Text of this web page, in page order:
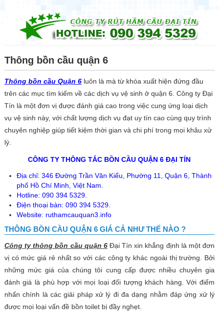
Thông bồn cầu quận 6
Thông bồn cầu Quận 6luôn là mà từ khóa xuất hiện đứng đầu
trên các mục tìm kiếm về các dịch vụ vệ sinh ở quận 6. Công ty Đại
Tín là một đơn vị được đánh giá cao trong việc cung ứng loại dịch
vụ vệ sinh này, với chất lượng dịch vụ đạt uy tín cao cùng quy trình
chuyên nghiệp giúp tiết kiệm thời gian và chi phí trong mọi khâu xử
lý.
CÔNG TY THÔNG TẮC BỒN CẦU QUẬN 6 ĐẠI TÍN
Địa chỉ: 346 Đường Trần Văn Kiểu, Phường 11, Quận 6, Thành
phố Hồ Chí Minh, Việt Nam.
Hotline: 090 394 5329.
Điện thoại bàn: 090 394 5329.
Website: ruthamcauquan3.info
THÔNG BỒN CẦU QUẬN 6 GIÁ CẢ NHƯ THẾ NÀO ?
Công ty thông bồn cầu quận 6Đại Tín xin khẳng định là một đơn
vị có mức giá rẻ nhất so với các công ty khác ngoài thị trường. Bởi
những mức giá của chúng tôi cung cấp được nhiều chuyên gia
đánh giá là phù hợp với mọi loại đối tượng khách hàng. Với điểm
nhấn chính là các giải pháp xử lý đi đa dạng nhằm đáp ứng xử lý
được mọi loại vấn đề bồn toilet bị đầy nghẹt.